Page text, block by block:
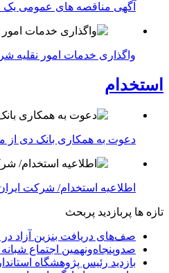
آگهی مناقصه های عمومی
واگذاری خدمات امور نقلیه شرکت آب منطقه
استخدام
دعوت به همکاری بانک دی از
اطلاعیه استخدام/ شرکت
تازه ها پربازدید پربحث
صف‌های دریافت بنزین آزاد در
صدوپنجاه‌ونهمین اجتماع شبانه مردم
بازدید رئیس پژوهشگاه